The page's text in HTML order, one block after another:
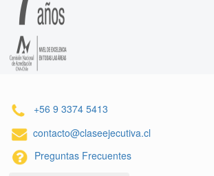
+56 9 3374 5413
contacto@claseejecutiva.cl
Preguntas Frecuentes